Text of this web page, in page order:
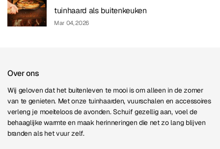
tuinhaard als buitenkeuken
Mar 04, 2026
Over ons
Wij geloven dat het buitenleven te mooi is om alleen in de zomer
van te genieten. Met onze tuinhaarden, vuurschalen en accessoires
verleng je moeiteloos de avonden. Schuif gezellig aan, voel de
behaaglijke warmte en maak herinneringen die net zo lang blijven
branden als het vuur zelf.